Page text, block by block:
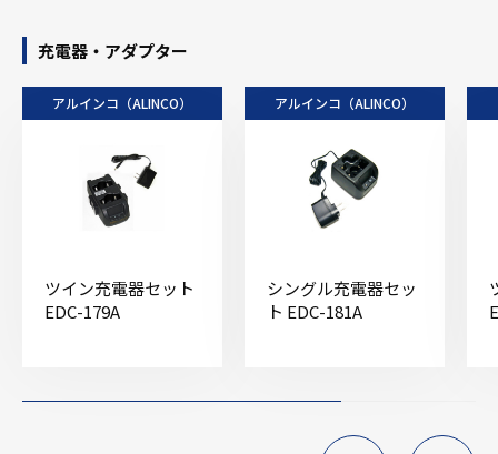
充電器・アダプター
アルインコ（ALINCO）
ツイン充電器セット
EDC-179A
アルインコ（ALINCO）
シングル充電器セッ
ト EDC-181A